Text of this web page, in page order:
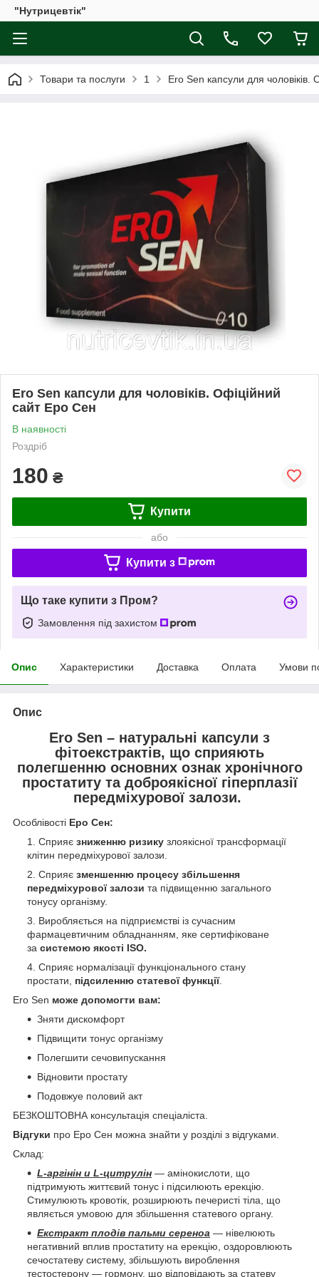
"Нутрицевтік"
Товари та послуги 1 Ero Sen капсули для
Ero Sen капсули для чоловіків. Офіційний
сайт Еро Сен
В наявності
Роздріб
180 ₴
Купити
або
Купити з
Що таке купити з Пром?
Замовлення під захистом
Опис Характеристики Доставка Оплата Умови
Опис
Ero Sen – натуральні капсули з
фітоекстрактів, що сприяють
полегшенню основних ознак хронічного
простатиту та доброякісної гіперплазії
передміхурової залози.
Особлівості Еро Сен:
Сприяє зниженню ризику злоякісної трансформації
клітин передміхурової залози.
Сприяє зменшенню процесу збільшення
передміхурової залози та підвищенню загального
тонусу організму.
Виробляється на підприємстві із сучасним
фармацевтичним обладнанням, яке сертифіковане
за системою якості ISO.
Сприяє нормалізації функціонального стану
простати, підсиленню статевої функції.
Ero Sen може допомогти вам:
Зняти дискомфорт
Підвищити тонус органiзму
Полегшити сечовипускання
Відновити простату
Подовжуе половий акт
БЕЗКОШТОВНА консультація спеціаліста.
Відгуки про Еро Сен можна знайти у розділі з відгуками.
Склад:
L-аргінін и L-цитрулін — амінокислоти, що
підтримують життєвий тонус і підсилюють ерекцію.
Стимулюють кровотік, розширюють печеристі тіла, що
являється умовою для збільшення статевого органу.
Екстракт плодів пальми сереноа — нівелюють
негативний вплив простатиту на ерекцію, оздоровлюють
сечостатеву систему, збільшують вироблення
тестостерону — гормону, що відповідають за статеву